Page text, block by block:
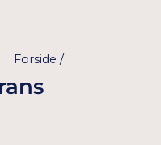
Forside /